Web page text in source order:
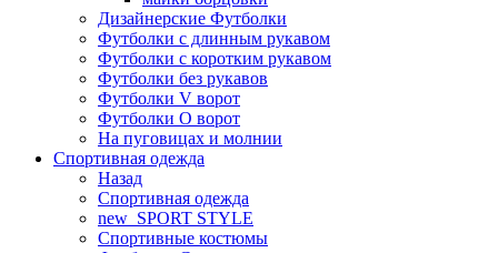
Дизайнерские Футболки
Футболки с длинным рукавом
Футболки с коротким рукавом
Футболки без рукавов
Футболки V ворот
Футболки O ворот
На пуговицах и молнии
Спортивная одежда
Назад
Спортивная одежда
new_SPORT STYLE
Спортивные костюмы